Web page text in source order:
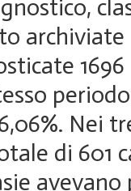
Nei
di 601